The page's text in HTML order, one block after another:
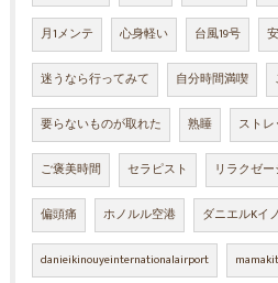
月1メンテ 心身軽い 台風19号
迷うなら行ってみて 自分時間満喫
要らないものが取れた 熟睡 ストレ
ご褒美時間 セラピスト リラクゼ
偏頭痛 ホノルル空港 ダニエルKイ
danieikinouyeinternationalairport